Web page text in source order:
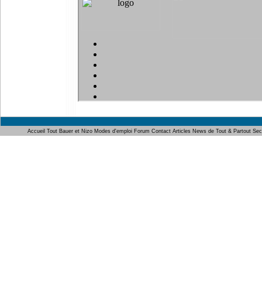
Accueil Tout Bauer et Nizo Modes d'emploi Forum Contact Articles News de Tout & Partout